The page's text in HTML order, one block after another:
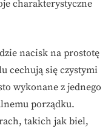
charakterystyczne
nacisk na prostotę
cechują się czystymi
wykonane z jednego
porządku.
takich jak biel,